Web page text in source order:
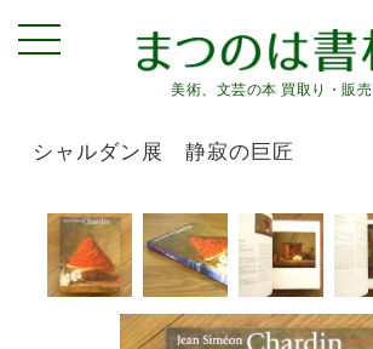
美術、文芸の本 買取り・販売
シャルダン展 静寂の巨匠